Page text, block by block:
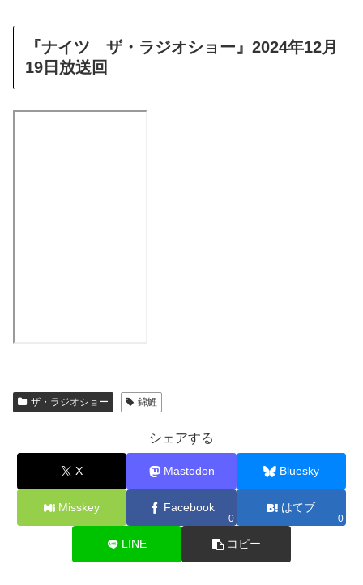
『ナイツ ザ・ラジオショー』2024年12月
19日放送回
ザ・ラジオショー 錦鯉
シェアする
X Mastodon Bluesky
Misskey Facebook
0
はてブ
0
LINE コピー